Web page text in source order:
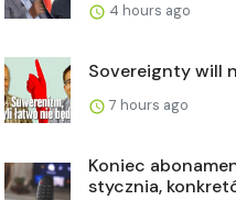
4 hours ago
Sovereignty will
7 hours ago
Koniec
stycznia,